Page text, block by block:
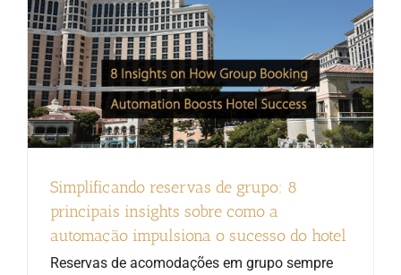
Simplificando reservas de grupo: 8
principais insights sobre como a
automação impulsiona o sucesso do hotel
Reservas de acomodações em grupo sempre